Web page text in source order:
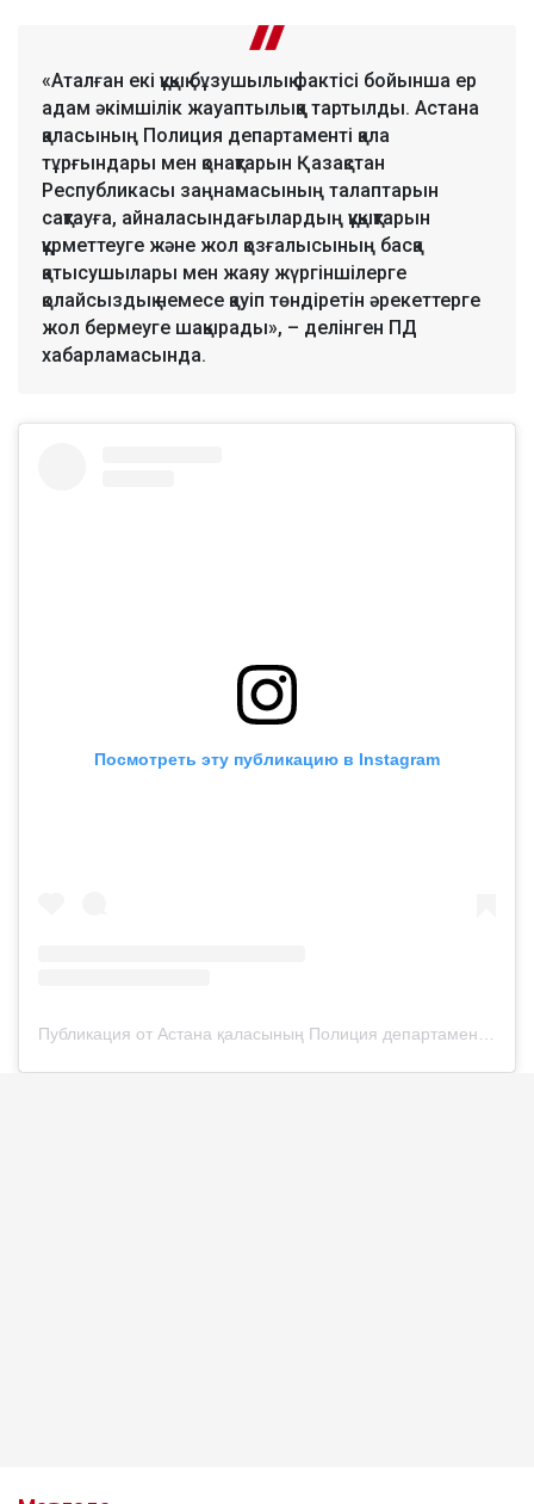
«Аталған екі құқық бұзушылық фактісі бойынша ер
адам әкімшілік жауаптылыққа тартылды. Астана
қаласының Полиция департаменті қала
тұрғындары мен қонақтарын Қазақстан
Республикасы заңнамасының талаптарын
сақтауға, айналасындағылардың құқықтарын
құрметтеуге және жол қозғалысының басқа
қатысушылары мен жаяу жүргіншілерге
қолайсыздық немесе қауіп төндіретін әрекеттерге
жол бермеуге шақырады», – делінген ПД
хабарламасында.
Посмотреть эту публикацию в Instagram